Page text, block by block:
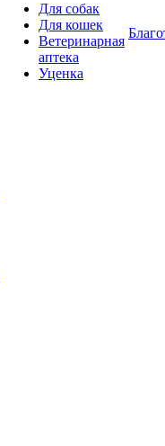
Для собак
Для кошек
Ветеринарная
аптека
Уценка